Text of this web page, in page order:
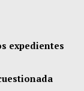
expedientes